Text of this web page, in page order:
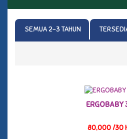
SEMUA 2-3 TAHUN
ERGOBABY
80,000 /30